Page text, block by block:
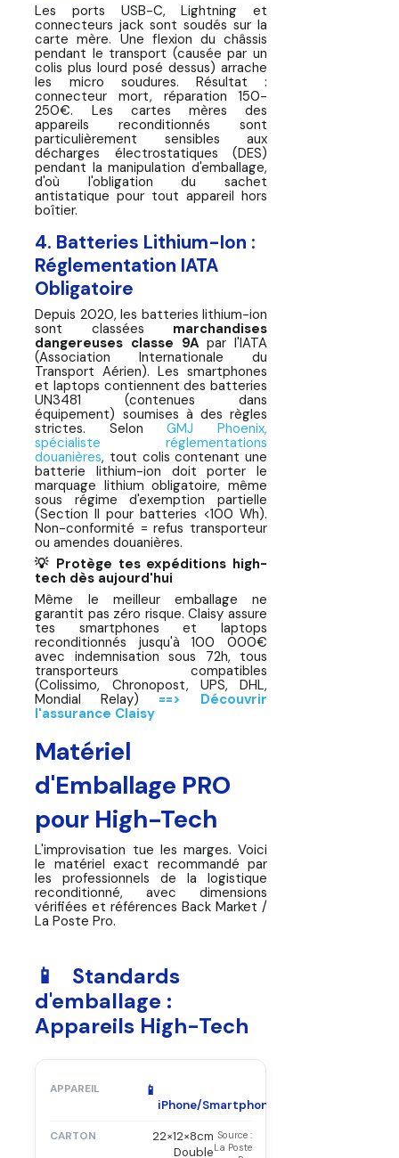
Les ports USB-C, Lightning et
connecteurs jack sont soudés sur la
carte mère. Une flexion du châssis
pendant le transport (causée par un
colis plus lourd posé dessus) arrache
les micro soudures. Résultat :
connecteur mort, réparation 150-
250€. Les cartes mères des
appareils reconditionnés sont
particulièrement sensibles aux
décharges électrostatiques (DES)
pendant la manipulation d'emballage,
d'où l'obligation du sachet
antistatique pour tout appareil hors
boîtier.
4. Batteries Lithium-Ion :
Réglementation IATA
Obligatoire
Depuis 2020, les batteries lithium-ion
sont classées marchandises
dangereuses classe 9A par l'IATA
(Association Internationale du
Transport Aérien). Les smartphones
et laptops contiennent des batteries
UN3481 (contenues dans
équipement) soumises à des règles
strictes. SelonGMJ Phoenix,
spécialiste réglementations
douanières, tout colis contenant une
batterie lithium-ion doit porter le
marquage lithium obligatoire, même
sous régime d'exemption partielle
(Section II pour batteries <100 Wh).
Non-conformité = refus transporteur
ou amendes douanières.
💡 Protège tes expéditions high-
tech dès aujourd'hui
Même le meilleur emballage ne
garantit pas zéro risque. Claisy assure
tes smartphones et laptops
reconditionnés jusqu'à 100 000€
avec indemnisation sous 72h, tous
transporteurs compatibles
(Colissimo, Chronopost, UPS, DHL,
Mondial Relay) ==> Découvrir
l'assurance Claisy
Matériel
d'Emballage PRO
pour High-Tech
L'improvisation tue les marges. Voici
le matériel exact recommandé par
les professionnels de la logistique
reconditionné, avec dimensions
vérifiées et références Back Market /
La Poste Pro.
📱 Standards
d'emballage :
Appareils High-Tech
📱
iPhone/Smartphone
22×12×8cm
Double
Source :
La Poste